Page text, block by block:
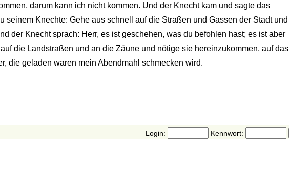
darum kann ich nicht kommen. Und der Knecht kam und sagte das
Knechte: Gehe aus schnell auf die Straßen und Gassen der Stadt und
der Knecht sprach: Herr, es ist geschehen, was du befohlen hast; es ist aber
die Landstraßen und an die Zäune und nötige sie hereinzukommen, auf das
die geladen waren mein Abendmahl schmecken wird.
Login: Kennwort: